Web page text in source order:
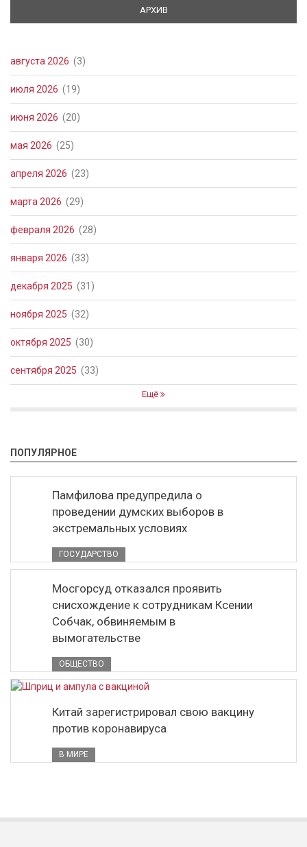
АРХИВ
августа 2026 (3)
июля 2026 (19)
июня 2026 (20)
мая 2026 (25)
апреля 2026 (23)
марта 2026 (29)
февраля 2026 (28)
января 2026 (33)
декабря 2025 (31)
ноября 2025 (32)
октября 2025 (30)
сентября 2025 (33)
Ещё
ПОПУЛЯРНОЕ
Памфилова предупредила о
проведении думских выборов в
экстремальных условиях
ГОСУДАРСТВО
Мосгорсуд отказался проявить
снисхождение к сотрудникам Ксении
Собчак, обвиняемым в
вымогательстве
ОБЩЕСТВО
Китай зарегистрировал свою вакцину
против коронавируса
В МИРЕ